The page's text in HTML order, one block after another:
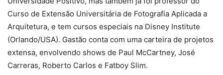
Curso de Extensão Universitária de Fotografia Aplicada a
Arquitetura, e tem cursos especiais na Disney Institute
(Orlando/USA). Gastão conta com uma carteira de projetos
extensa, envolvendo shows de Paul McCartney, José
Carreras, Roberto Carlos e Fatboy Slim.